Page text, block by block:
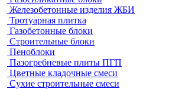
Железобетонные изделия ЖБИ
Тротуарная плитка
Газобетонные блоки
Строительные блоки
Пеноблоки
Пазогребневые плиты ПГП
Цветные кладочные смеси
Сухие строительные смеси